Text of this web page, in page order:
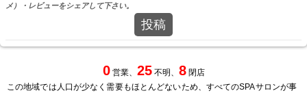
メ）・レビューをシェアして下さい。
投稿
0営業、 25不明、 8閉店
この地域では人口が少なく需要もほとんどないため、すべてのSPAサロンが事